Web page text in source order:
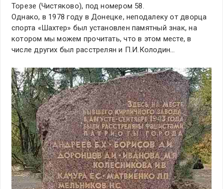
Торезе (Чистяково), под номером 58.
Однако, в 1978 году в Донецке, неподалеку от дворца
спорта «Шахтер» был установлен памятный знак, на
котором мы можем прочитать, что в этом месте, в
числе других был расстрелян и П.И.Колодин…